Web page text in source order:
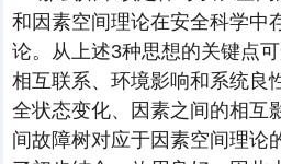
和因素空间理论在安全科学中
论。从上述3种思想的关键点
相互联系、环境影响和系统良
全状态变化、因素之间的相互
间故障树对应于因素空间理